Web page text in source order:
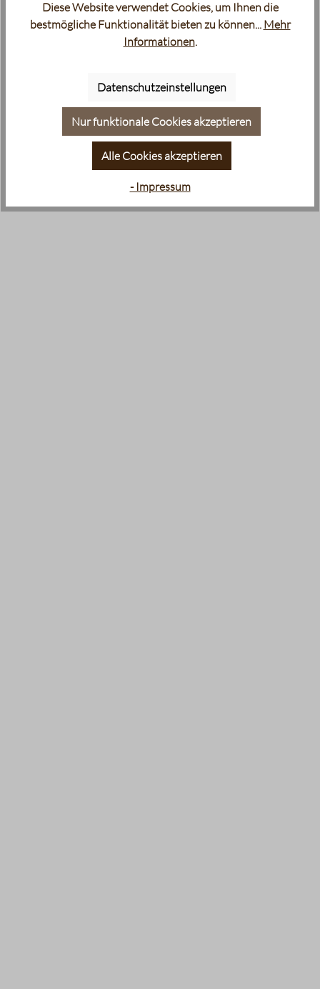
Diese Website verwendet Cookies, um Ihnen die
bestmögliche Funktionalität bieten zu können... Mehr
Informationen.
Datenschutzeinstellungen
Nur funktionale Cookies akzeptieren
Alle Cookies akzeptieren
- Impressum